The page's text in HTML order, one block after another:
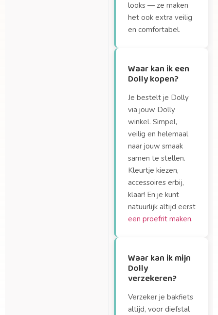
looks — ze maken
het ook extra veilig
en comfortabel.
Waar kan ik een
Dolly kopen?
Je bestelt je Dolly
via jouw Dolly
winkel. Simpel,
veilig en helemaal
naar jouw smaak
samen te stellen.
Kleurtje kiezen,
accessoires erbij,
klaar! En je kunt
natuurlijk altijd eerst
een proefrit maken.
Waar kan ik mijn
Dolly
verzekeren?
Verzeker je bakfiets
altijd, voor diefstal